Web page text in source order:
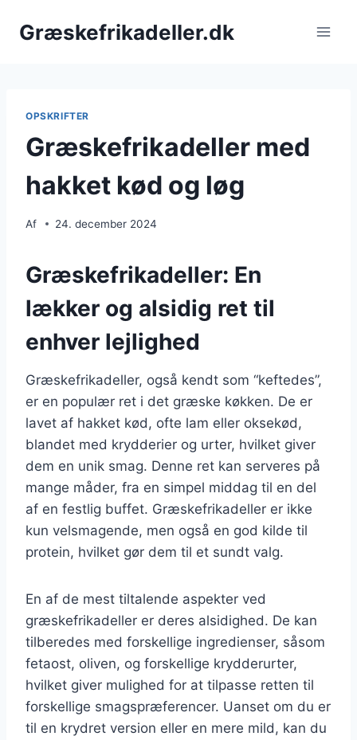
Græskefrikadeller.dk
OPSKRIFTER
Græskefrikadeller med
hakket kød og løg
Af 24. december 2024
Græskefrikadeller: En
lækker og alsidig ret til
enhver lejlighed
Græskefrikadeller, også kendt som “keftedes”,
er en populær ret i det græske køkken. De er
lavet af hakket kød, ofte lam eller oksekød,
blandet med krydderier og urter, hvilket giver
dem en unik smag. Denne ret kan serveres på
mange måder, fra en simpel middag til en del
af en festlig buffet. Græskefrikadeller er ikke
kun velsmagende, men også en god kilde til
protein, hvilket gør dem til et sundt valg.
En af de mest tiltalende aspekter ved
græskefrikadeller er deres alsidighed. De kan
tilberedes med forskellige ingredienser, såsom
fetaost, oliven, og forskellige krydderurter,
hvilket giver mulighed for at tilpasse retten til
forskellige smagspræferencer. Uanset om du er
til en krydret version eller en mere mild, kan du